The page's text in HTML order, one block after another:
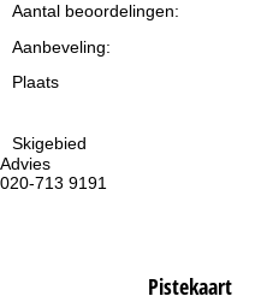
Advies
020-713 9191
Aantal beoordelingen:
Aanbeveling:
Plaats
Skigebied
Pistekaart